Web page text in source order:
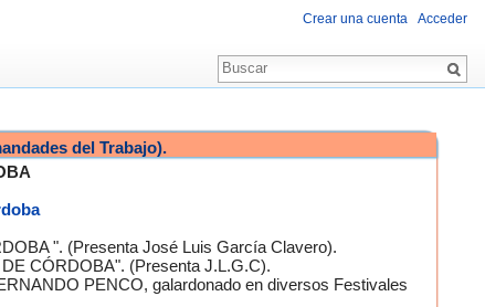
del Trabajo).
". (Presenta José Luis García Clavero).
CÓRDOBA". (Presenta J.L.G.C).
PENCO, galardonado en diversos Festivales
Crear una cuenta Acceder